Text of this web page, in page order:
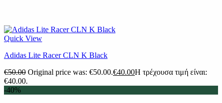
Quick View
Adidas Lite Racer CLN K Black
€50.00 Original price was: €50.00.€40.00Η τρέχουσα τιμή είναι:
€40.00.
-40%